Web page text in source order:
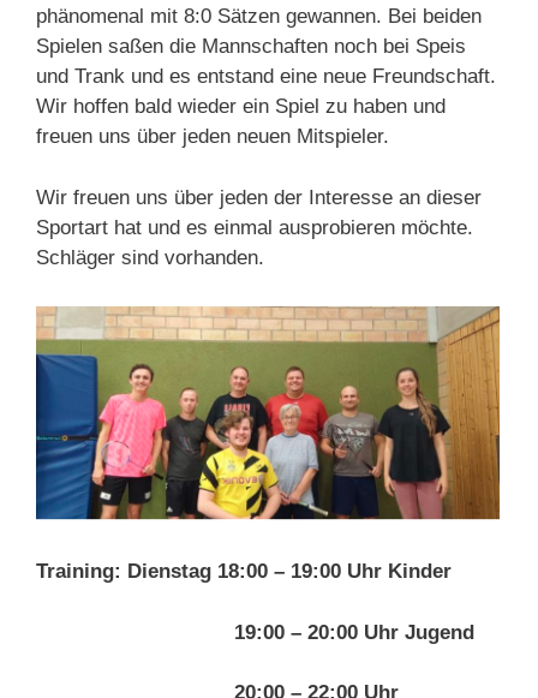
phänomenal mit 8:0 Sätzen gewannen. Bei beiden
Spielen saßen die Mannschaften noch bei Speis
und Trank und es entstand eine neue Freundschaft.
Wir hoffen bald wieder ein Spiel zu haben und
freuen uns über jeden neuen Mitspieler.
Wir freuen uns über jeden der Interesse an dieser
Sportart hat und es einmal ausprobieren möchte.
Schläger sind vorhanden.
Training: Dienstag 18:00 – 19:00 Uhr Kinder
19:00 – 20:00 Uhr Jugend
20:00 – 22:00 Uhr